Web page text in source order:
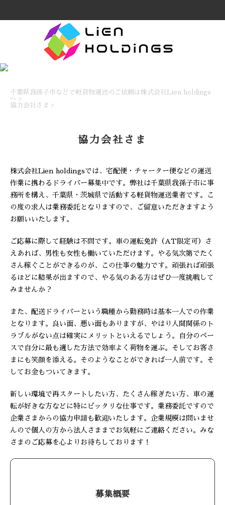
千葉県我孫子市などで軽貨物運送のご依頼は株式会社Lien holdings
へ >
協力会社さま >
協力会社さま
株式会社Lien holdingsでは、宅配便・チャーター便などの運送
作業に携わるドライバー募集中です。弊社は千葉県我孫子市に事
務所を構え、千葉県・茨城県で活動する軽貨物運送業者です。こ
の度の求人は業務委託となりますので、ご留意いただきますよう
お願いいたします。
ご応募に際して経験は不問です。車の運転免許（AT限定可）さ
えあれば、男性も女性も働いていただけます。やる気次第でたく
さん稼ぐことができるのが、この仕事の魅力です。頑張れば頑張
るほどに結果が出ますので、やる気のある方はぜひ一度挑戦して
みませんか？
また、配送ドライバーという職種から勤務時は基本一人での作業
となります。良い面、悪い面もありますが、やはり人間関係のト
ラブルがない点は確実にメリットといえるでしょう。自分のペー
スで自分に最も適した方法で効率よく荷物を運ぶ。そしてお客さ
まにも笑顔を添える。そのようなことができれば一人前です。そ
してお金もついてきます。
新しい環境で再スタートしたい方、たくさん稼ぎたい方、車の運
転が好きな方などに特にピッタリな仕事です。業務委託ですので
企業さまからの協力申請も歓迎いたします。企業規模は問いませ
んので個人の方から法人さままでお気軽にご連絡ください。みな
さまのご応募を心よりお待ちしております！
募集概要